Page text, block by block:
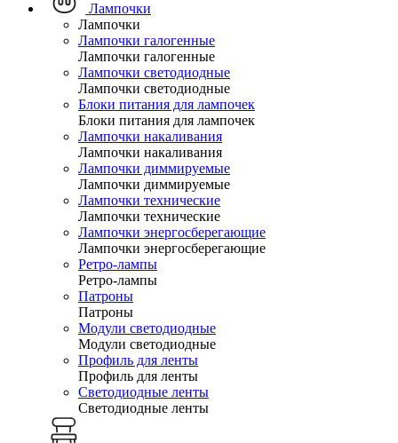
Лампочки
Лампочки
Лампочки галогенные
Лампочки галогенные
Лампочки светодиодные
Лампочки светодиодные
Блоки питания для лампочек
Блоки питания для лампочек
Лампочки накаливания
Лампочки накаливания
Лампочки диммируемые
Лампочки диммируемые
Лампочки технические
Лампочки технические
Лампочки энергосберегающие
Лампочки энергосберегающие
Ретро-лампы
Ретро-лампы
Патроны
Патроны
Модули светодиодные
Модули светодиодные
Профиль для ленты
Профиль для ленты
Светодиодные ленты
Светодиодные ленты